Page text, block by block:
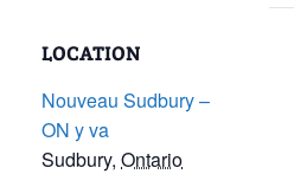
LOCATION
Nouveau Sudbury –
ON y va
Sudbury, Ontario